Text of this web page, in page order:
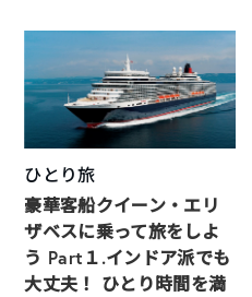
ひとり旅
豪華客船クイーン・エリ
ザベスに乗って旅をしよ
う Part１.インドア派でも
大丈夫！ ひとり時間を満